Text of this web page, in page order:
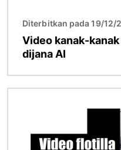
Diterbitkan pada 19/12/
Video kanak-
dijana AI